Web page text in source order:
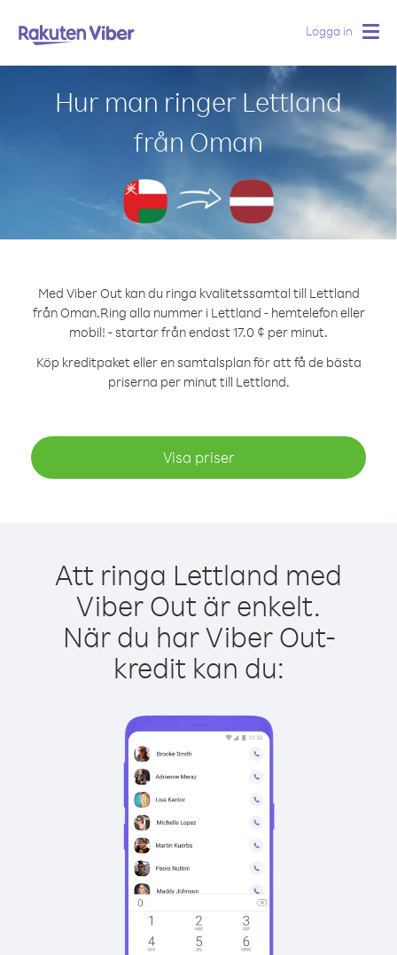
Logga in
Hur man ringer Lettland
från Oman
Med Viber Out kan du ringa kvalitetssamtal till Lettland
från Oman.Ring alla nummer i Lettland - hemtelefon eller
mobil! - startar från endast 17.0 ¢ per minut.
Köp kreditpaket eller en samtalsplan för att få de bästa
priserna per minut till Lettland.
Visa priser
Att ringa Lettland med
Viber Out är enkelt.
När du har Viber Out-
kredit kan du: